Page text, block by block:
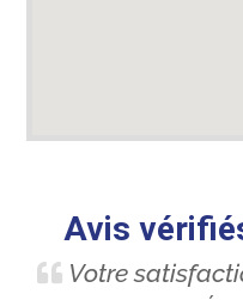
Avis
Votre